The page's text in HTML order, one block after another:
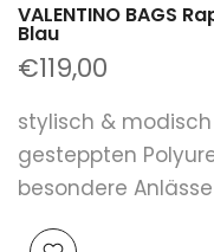
VALENTINO BAGS
Blau
€119,00
stylisch &
gesteppten
besondere Anlässe